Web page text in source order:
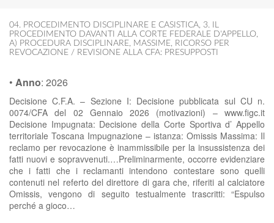
04. PROCEDIMENTO DISCIPLINARE E CASISTICA, 3. IL
PROCEDIMENTO DAVANTI ALLA CORTE FEDERALE D'APPELLO,
A) PROCEDURA DISCIPLINARE, MASSIME, RICORSO PER
REVOCAZIONE / REVISIONE ALLA CFA: PRESUPPOSTI
• Anno: 2026
Decisione C.F.A. – Sezione I: Decisione pubblicata sul CU n.
0074/CFA del 02 Gennaio 2026 (motivazioni) – www.figc.it
Decisione Impugnata: Decisione della Corte Sportiva d’ Appello
territoriale Toscana Impugnazione – istanza: Omissis Massima: Il
reclamo per revocazione è inammissibile per la insussistenza dei
fatti nuovi e sopravvenuti.…Preliminarmente, occorre evidenziare
che i fatti che i reclamanti intendono contestare sono quelli
contenuti nel referto del direttore di gara che, riferiti al calciatore
Omissis, vengono di seguito testualmente trascritti: “Espulso
perché a gioco…